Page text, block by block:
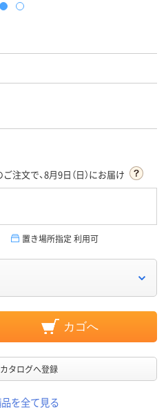
注文で、8月9日（日）にお届け
置き場所指定 利用可
カゴへ
タログへ登録
を全て見る